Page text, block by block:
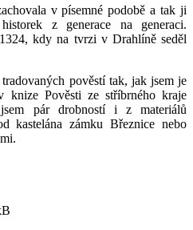
v písemné podobě a tak ji
z generace na generaci.
kdy na tvrzi v Drahlíně seděl
pověstí tak, jak jsem je
knize Pověsti ze stříbrného kraje
pár drobností i z materiálů
kastelána zámku Březnice nebo